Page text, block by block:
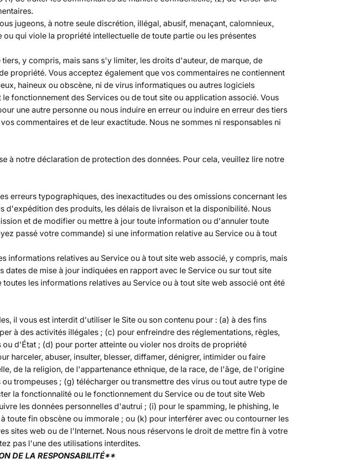
jugeons, à notre seule discrétion, illégal, abusif, menaçant, calomnieux,
qui viole la propriété intellectuelle de toute partie ou les présentes
y compris, mais sans s'y limiter, les droits d'auteur, de marque, de
propriété. Vous acceptez également que vos commentaires ne contiennent
haineux ou obscène, ni de virus informatiques ou autres logiciels
fonctionnement des Services ou de tout site ou application associé. Vous
une autre personne ou nous induire en erreur ou induire en erreur des tiers
commentaires et de leur exactitude. Nous ne sommes ni responsables ni
à notre déclaration de protection des données. Pour cela, veuillez lire notre
erreurs typographiques, des inexactitudes ou des omissions concernant les
des produits, les délais de livraison et la disponibilité. Nous
et de modifier ou mettre à jour toute information ou d'annuler toute
passé votre commande) si une information relative au Service ou à tout
informations relatives au Service ou à tout site web associé, y compris, mais
de mise à jour indiquées en rapport avec le Service ou sur tout site
les informations relatives au Service ou à tout site web associé ont été
il vous est interdit d'utiliser le Site ou son contenu pour : (a) à des fins
à des activités illégales ; (c) pour enfreindre des réglementations, règles,
d'État ; (d) pour porter atteinte ou violer nos droits de propriété
harceler, abuser, insulter, blesser, diffamer, dénigrer, intimider ou faire
de la religion, de l'appartenance ethnique, de la race, de l'âge, de l'origine
trompeuses ; (g) télécharger ou transmettre des virus ou tout autre type de
la fonctionnalité ou le fonctionnement du Service ou de tout site Web
les données personnelles d'autrui ; (i) pour le spamming, le phishing, le
toute fin obscène ou immorale ; ou (k) pour interférer avec ou contourner les
sites web ou de l'Internet. Nous nous réservons le droit de mettre fin à votre
pas l'une des utilisations interdites.
DE LA RESPONSABILITÉ**